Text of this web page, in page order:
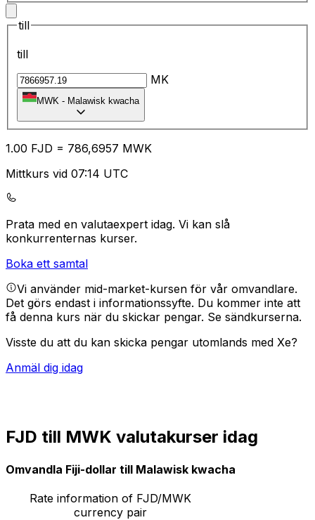
till
till
MK
MWK - Malawisk kwacha
1.00 FJD = 786,6957 MWK
Mittkurs vid 07:14 UTC
Prata med en valutaexpert idag. Vi kan slå
konkurrenternas kurser.
Boka ett samtal
Vi använder mid-market-kursen för vår omvandlare.
Det görs endast i informationssyfte. Du kommer inte att
få denna kurs när du skickar pengar. Se sändkurserna.
Visste du att du kan skicka pengar utomlands med Xe?
Anmäl dig idag
FJD till MWK valutakurser idag
Omvandla Fiji-dollar till Malawisk kwacha
Rate information of FJD/MWK
currency pair